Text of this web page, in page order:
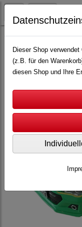
Top-Racer Scale 1:32
Dieser Shop
(z.B. für den
diesen Shop und Ihre